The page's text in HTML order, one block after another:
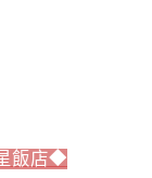
飯店◆